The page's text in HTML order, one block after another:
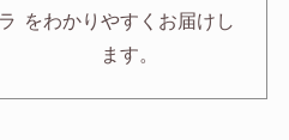
をわかりやすくお届けし
ます。